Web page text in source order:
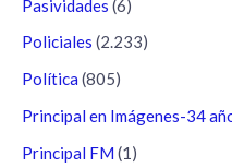
Pasividades (6)
Policiales (2.233)
Política (805)
Principal en Imágenes-34
Principal FM (1)